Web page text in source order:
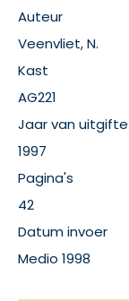
Auteur
Veenvliet, N.
Kast
AG221
Jaar van uitgifte
1997
Pagina's
42
Datum invoer
Medio 1998